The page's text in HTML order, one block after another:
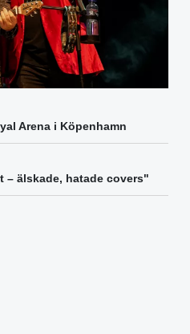
Arena i Köpenhamn
– älskade, hatade covers"